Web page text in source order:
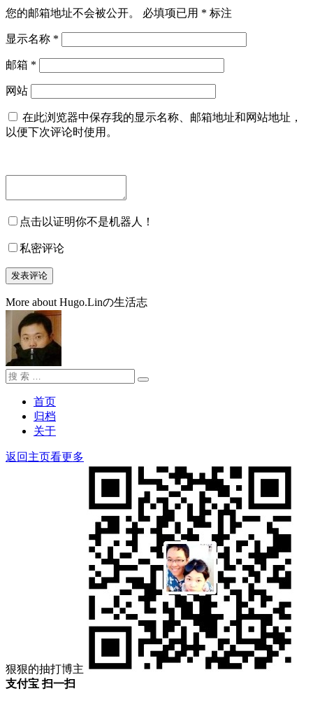
您的邮箱地址不会被公开。 必填项已用 * 标注
显示名称 *
邮箱 *
网站
在此浏览器中保存我的显示名称、邮箱地址和网站地址，
以便下次评论时使用。
点击以证明你不是机器人！
私密评论
More about Hugo.Linの生活志
搜
搜
首页
归档
关于
返回主页看更多
狠狠的抽打博主
支付宝 扫一扫